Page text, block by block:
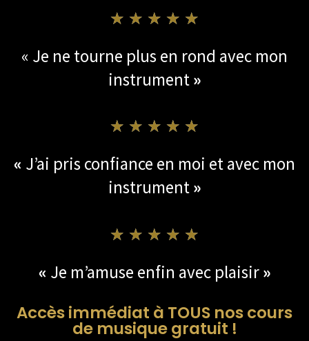
★ ★ ★ ★ ★
« Je ne tourne plus en rond avec mon
instrument»
★ ★ ★ ★ ★
« J’ai pris confiance en moi et avec mon
instrument»
★ ★ ★ ★ ★
« Je m’amuse enfin avec plaisir»
Accès immédiat à TOUS nos cours
de musique gratuit !